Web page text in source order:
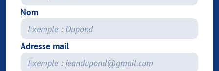
Nom
Adresse mail